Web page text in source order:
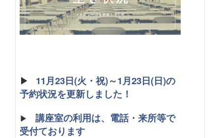
▶
11月23日(火・祝)～1月23日(日)の
予約状況を更新しました！
▶ 講座室の利用は、電話・来所等で
受付ております